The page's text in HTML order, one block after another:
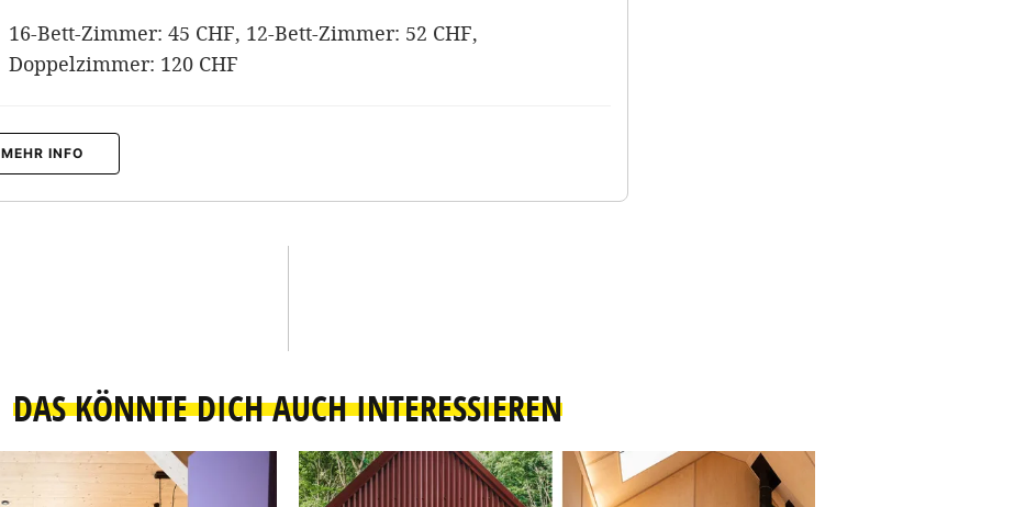
16-Bett-Zimmer: 45 CHF, 12-Bett-Zimmer: 52 CHF,
Doppelzimmer: 120 CHF
MEHR INFO
DAS KÖNNTE DICH AUCH INTERESSIEREN